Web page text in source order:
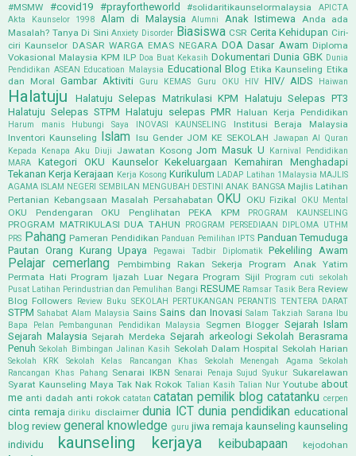
#MSMW #covid19 #prayfortheworld #solidaritikaunselormalaysia
APICTA
Akta Kaunselor 1998
Alam di Malaysia Alumni Anak Istimewa
Anda ada
Masalah? Tanya Di Sini Anxiety Disorder Biasiswa CSR Cerita Kehidupan Ciri-
ciri Kaunselor DASAR WARGA EMAS NEGARA DOA Dasar Awam Diploma
Vokasional Malaysia KPM ILP Doa Buat Kekasih Dokumentari Dunia GBK Dunia
Pendidikan ASEAN
Educatioan Malaysia Educational Blog Etika Kaunseling Etika
dan Moral Gambar Aktiviti Guru KEMAS Guru OKU HIV HIV/ AIDS Haiwan
Halatuju Halatuju Selepas Matrikulasi KPM Halatuju Selepas PT3
Halatuju Selepas STPM Halatuju selepas PMR Haluan Kerja Pendidikan
Harum manis Hubungi Saya INOVASI KAUNSELING
Institusi Beraja Malaysia
Inventori Kaunseling
Islam Isu Gender JOM KE SEKOLAH Jawapan Al Quran
Kepada Kenapa Aku Diuji
Jawatan Kosong Jom Masuk U
Karnival Pendidikan
MARA
Kategori OKU Kaunselor Kekeluargaan
Kemahiran Menghadapi
Tekanan Kerja Kerajaan Kerja Kosong Kurikulum LADAP Latihan 1Malaysia MAJLIS
AGAMA ISLAM NEGERI SEMBILAN MENGUBAH DESTINI ANAK BANGSA Majlis Latihan
Pertanian Kebangsaan Masalah Persahabatan OKU OKU Fizikal OKU Mental
OKU Pendengaran OKU Penglihatan PEKA KPM PROGRAM KAUNSELING
PROGRAM MATRIKULASI DUA TAHUN
PROGRAM PERSEDIAAN DIPLOMA UTHM
PRS Pahang Pameran Pendidikan Panduan Pemilihan IPTS Panduan Temuduga
Pautan Orang Kurang Upaya
Pegawai Tadbir Diplomatik Pekeliling Awam
Pelajar cemerlang Pembimbing Rakan Sekerja
Program Anak Yatim
Permata Hati Program Ijazah Luar Negara Program Sijil
Program cuti sekolah
Pusat Latihan Perindustrian dan Pemulihan Bangi RESUME Ramsar Tasik Bera Review
Blog Followers
Review Buku SEKOLAH PERTUKANGAN PERANTIS TENTERA DARAT
STPM Sahabat Alam Malaysia Sains Sains dan Inovasi Salam Takziah Sarana Ibu
Bapa Pelan Pembangunan Pendidikan Malaysia
Segmen Blogger Sejarah Islam
Sejarah Malaysia Sejarah Merdeka Sejarah arkeologi Sekolah Berasrama
Penuh Sekolah Bimbingan Jalinan Kasih Sekolah Dalam Hospital Sekolah Harian
Sekolah KRK Sekolah Kelas Rancangan Khas Sekolah Menengah Agama
Sekolah
Rancangan Khas Pahang Senarai IKBN Senarai Penaja Sujud Syukur Sukarelawan
Syarat Kaunseling Maya Tak Nak Rokok Talian Kasih Talian Nur Youtube about
me anti dadah anti rokok catatan catatan pemilik blog catatanku cerpen
cinta remaja diriku disclaimer dunia ICT dunia pendidikan educational
blog review general knowledge guru jiwa remaja kaunseling kaunseling
individu
kaunseling kerjaya keibubapaan kejodohan